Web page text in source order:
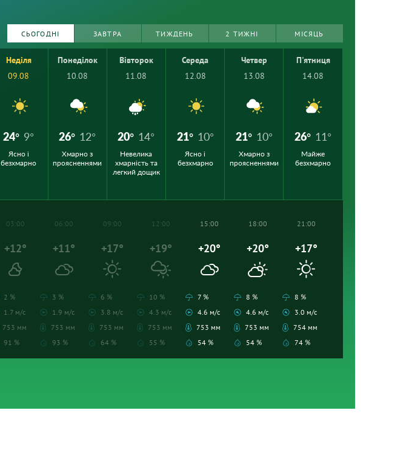
СЬОГОДНІ ЗАВТРА ТИЖДЕНЬ 2 ТИЖНІ МІСЯЦЬ
Неділя
09.08
24° 9°
Ясно і
безхмарно
Понеділок
10.08
26° 12°
Хмарно з
проясненнями
Вівторок
11.08
20° 14°
Невелика
хмарність та
легкий дощик
Середа
12.08
21° 10°
Ясно і
безхмарно
Четвер
13.08
21° 10°
Хмарно з
проясненнями
П'ятниця
14.08
26° 11°
Майже
безхмарно
03:00
+12°
2 %
1.7 м/с
753 мм
91 %
06:00
+11°
3 %
1.9 м/с
753 мм
93 %
09:00
+17°
6 %
3.8 м/с
753 мм
64 %
12:00
+19°
10 %
4.3 м/с
753 мм
55 %
15:00
+20°
7 %
4.6 м/с
753 мм
54 %
18:00
+20°
8 %
4.6 м/с
753 мм
54 %
21:00
+17°
8 %
3.0 м/с
754 мм
74 %